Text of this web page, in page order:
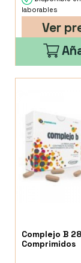
laborables
Ver
Complejo B 28
Comprimidos